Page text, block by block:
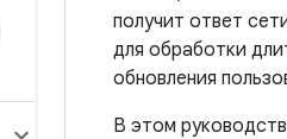
получит ответ
для обработки
обновления
В этом